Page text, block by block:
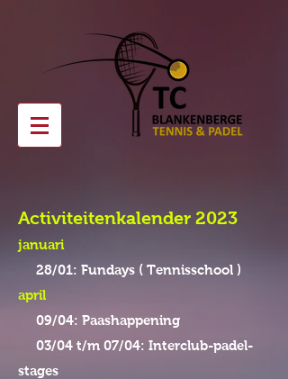
Activiteitenkalender 2023
januari
28/01: Fundays ( Tennisschool )
april
09/04: Paashappening
03/04 t/m 07/04: Interclub-padel-
stages